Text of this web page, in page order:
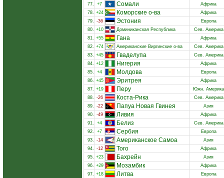
77.
+7 Сомали
Африка
78. +24 Коморские о-ва
Африка
79. -36 Эстония
Европа
80. +10 Доминиканская Республика
Сев. Америка
81. +55 Гана
Африка
82. +74 Американские Виргинские о-ва
Сев. Америка
83. +45 Гваделупа
Сев. Америка
84. +12 Нигерия
Африка
85.
+4 Молдова
Европа
86. +45 Эритрея
Африка
87. +19 Перу
Южн. Америка
88. -26 Коста-Рика
Сев. Америка
89. -22 Папуа Новая Гвинея
Азия
90. -49 Ливия
Африка
91.
+4 Белиз
Сев. Америка
92.
+7 Сербия
Европа
93. -14 Американское Самоа
Азия
94. -12 Того
Африка
95. +23 Бахрейн
Азия
96. +29 Мозамбик
Африка
97. +18 Литва
Европа